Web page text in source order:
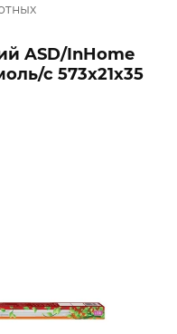
ASD/InHome
с 573x21x35